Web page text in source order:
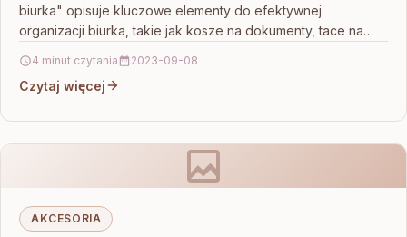
biurka" opisuje kluczowe elementy do efektywnej
organizacji biurka, takie jak kosze na dokumenty, tace na
4 minut czytania 2023-09-08
Czytaj więcej
AKCESORIA